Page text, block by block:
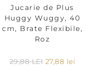
Jucarie de Plus
Huggy Wuggy, 40
cm, Brate Flexibile,
Roz
29,88LEI 27,88 lei